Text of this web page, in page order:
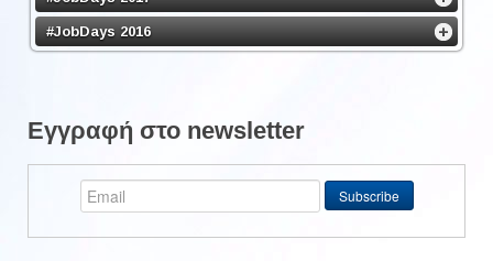
#JobDays 2016
Εγγραφή στο newsletter